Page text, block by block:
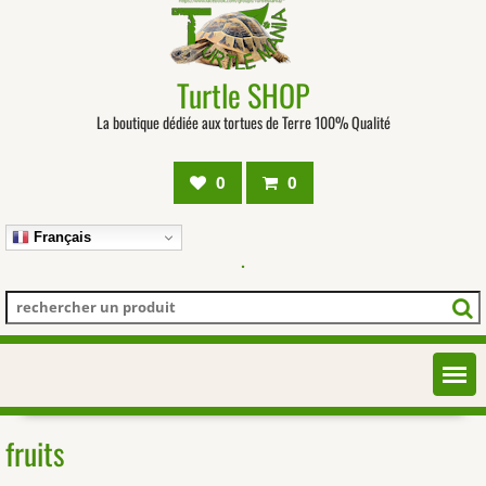
Turtle SHOP
La boutique dédiée aux tortues de Terre 100% Qualité
0 0
Français
.
fruits